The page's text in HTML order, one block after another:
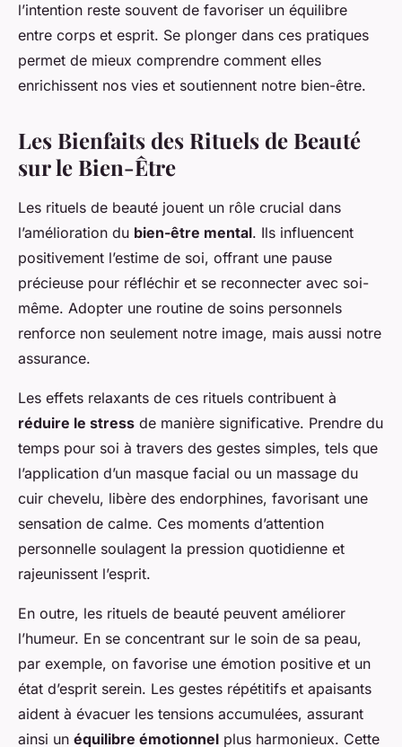
l’intention reste souvent de favoriser un équilibre
entre corps et esprit. Se plonger dans ces pratiques
permet de mieux comprendre comment elles
enrichissent nos vies et soutiennent notre bien-être.
Les Bienfaits des Rituels de Beauté
sur le Bien-Être
Les rituels de beauté jouent un rôle crucial dans
l’amélioration du bien-être mental. Ils influencent
positivement l’estime de soi, offrant une pause
précieuse pour réfléchir et se reconnecter avec soi-
même. Adopter une routine de soins personnels
renforce non seulement notre image, mais aussi notre
assurance.
Les effets relaxants de ces rituels contribuent à
réduire le stress de manière significative. Prendre du
temps pour soi à travers des gestes simples, tels que
l’application d’un masque facial ou un massage du
cuir chevelu, libère des endorphines, favorisant une
sensation de calme. Ces moments d’attention
personnelle soulagent la pression quotidienne et
rajeunissent l’esprit.
En outre, les rituels de beauté peuvent améliorer
l’humeur. En se concentrant sur le soin de sa peau,
par exemple, on favorise une émotion positive et un
état d’esprit serein. Les gestes répétitifs et apaisants
aident à évacuer les tensions accumulées, assurant
ainsi un équilibre émotionnel plus harmonieux. Cette